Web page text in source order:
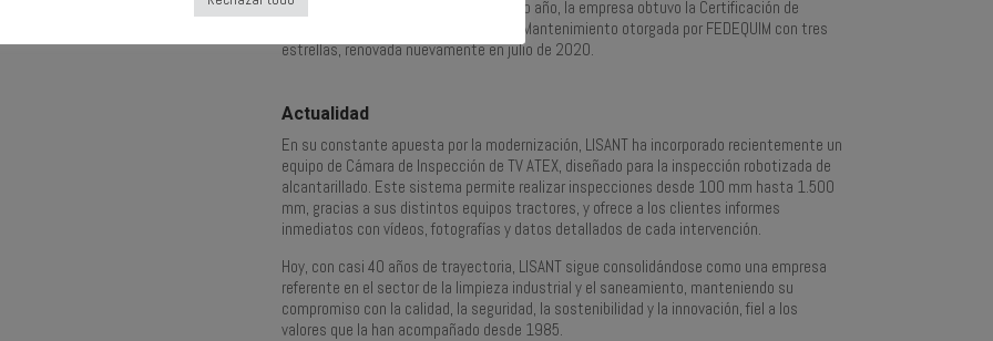
potencialmente explosivas. Ese mismo año, la empresa obtuvo la Certificación de
Calidad en Seguridad de Empresas de Mantenimiento otorgada por FEDEQUIM con tres
estrellas, renovada nuevamente en julio de 2020.
Actualidad
En su constante apuesta por la modernización, LISANT ha incorporado recientemente un
equipo de Cámara de Inspección de TV ATEX, diseñado para la inspección robotizada de
alcantarillado. Este sistema permite realizar inspecciones desde 100 mm hasta 1.500
mm, gracias a sus distintos equipos tractores, y ofrece a los clientes informes
inmediatos con vídeos, fotografías y datos detallados de cada intervención.
Hoy, con casi 40 años de trayectoria, LISANT sigue consolidándose como una empresa
referente en el sector de la limpieza industrial y el saneamiento, manteniendo su
compromiso con la calidad, la seguridad, la sostenibilidad y la innovación, fiel a los
valores que la han acompañado desde 1985.